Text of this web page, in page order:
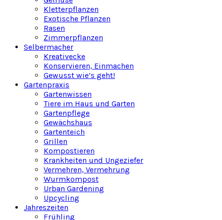
Kletterpflanzen
Exotische Pflanzen
Rasen
Zimmerpflanzen
Selbermacher
Kreativecke
Konservieren, Einmachen
Gewusst wie’s geht!
Gartenpraxis
Gartenwissen
Tiere im Haus und Garten
Gartenpflege
Gewächshaus
Gartenteich
Grillen
Kompostieren
Krankheiten und Ungeziefer
Vermehren, Vermehrung
Wurmkompost
Urban Gardening
Upcycling
Jahreszeiten
Frühling